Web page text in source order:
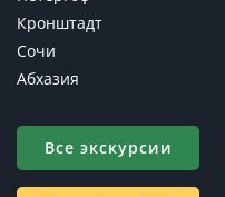
Кронштадт
Сочи
Абхазия
Все экскурсии